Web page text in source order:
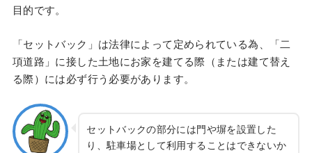
目的です。
「セットバック」は法律によって定められている為、「二
項道路」に接した土地にお家を建てる際（または建て替え
る際）には必ず行う必要があります。
セットバックの部分には門や塀を設置した
り、駐車場として利用することはできないか